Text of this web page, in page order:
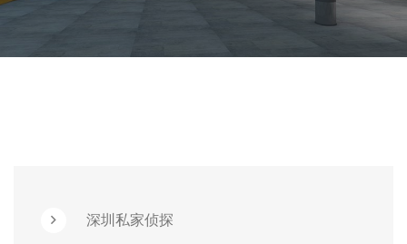
深圳私家侦探